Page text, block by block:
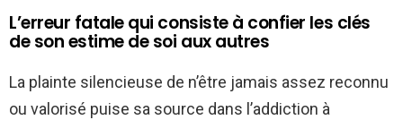
L’erreur fatale qui consiste à confier les clés
de son estime de soi aux autres
La plainte silencieuse de n’être jamais assez reconnu
ou valorisé puise sa source dans l’addiction à